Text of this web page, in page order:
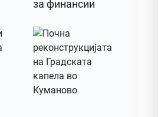
за финансии